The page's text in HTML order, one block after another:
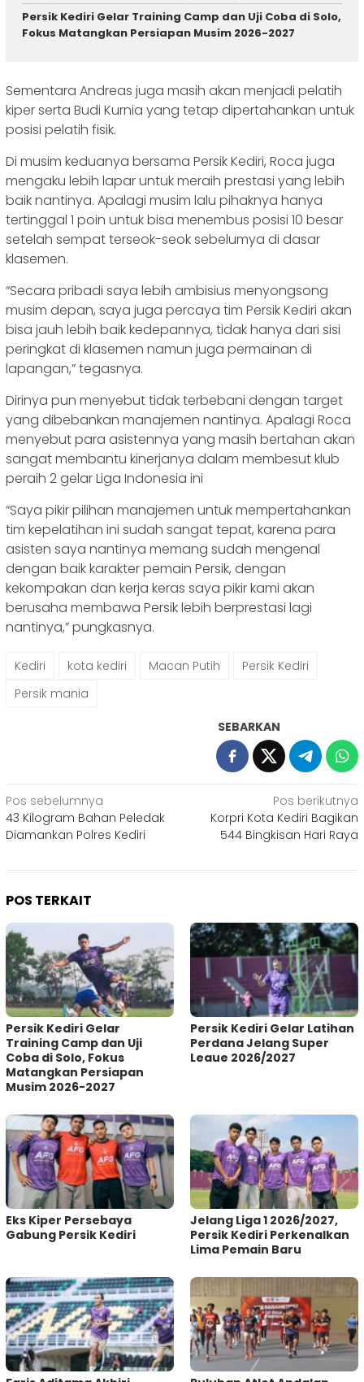
Persik Kediri Gelar Training Camp dan Uji Coba di Solo,
Fokus Matangkan Persiapan Musim 2026-2027
Sementara Andreas juga masih akan menjadi pelatih
kiper serta Budi Kurnia yang tetap dipertahankan untuk
posisi pelatih fisik.
Di musim keduanya bersama Persik Kediri, Roca juga
mengaku lebih lapar untuk meraih prestasi yang lebih
baik nantinya. Apalagi musim lalu pihaknya hanya
tertinggal 1 poin untuk bisa menembus posisi 10 besar
setelah sempat terseok-seok sebelumya di dasar
klasemen.
“Secara pribadi saya lebih ambisius menyongsong
musim depan, saya juga percaya tim Persik Kediri akan
bisa jauh lebih baik kedepannya, tidak hanya dari sisi
peringkat di klasemen namun juga permainan di
lapangan,” tegasnya.
Dirinya pun menyebut tidak terbebani dengan target
yang dibebankan manajemen nantinya. Apalagi Roca
menyebut para asistennya yang masih bertahan akan
sangat membantu kinerjanya dalam membesut klub
peraih 2 gelar Liga Indonesia ini
“Saya pikir pilihan manajemen untuk mempertahankan
tim kepelatihan ini sudah sangat tepat, karena para
asisten saya nantinya memang sudah mengenal
dengan baik karakter pemain Persik, dengan
kekompakan dan kerja keras saya pikir kami akan
berusaha membawa Persik lebih berprestasi lagi
nantinya,” pungkasnya.
Kediri kota kediri Macan Putih
Persik Kediri
Persik mania
SEBARKAN
Navigasi
pos
Pos sebelumnya
43 Kilogram Bahan Peledak
Diamankan Polres Kediri
Pos berikutnya
Korpri Kota Kediri Bagikan
544 Bingkisan Hari Raya
POS TERKAIT
Persik Kediri Gelar
Training Camp dan Uji
Coba di Solo, Fokus
Matangkan Persiapan
Musim 2026-2027
Persik Kediri Gelar Latihan
Perdana Jelang Super
Leaue 2026/2027
Eks Kiper Persebaya
Gabung Persik Kediri
Jelang Liga 1 2026/2027,
Persik Kediri Perkenalkan
Lima Pemain Baru